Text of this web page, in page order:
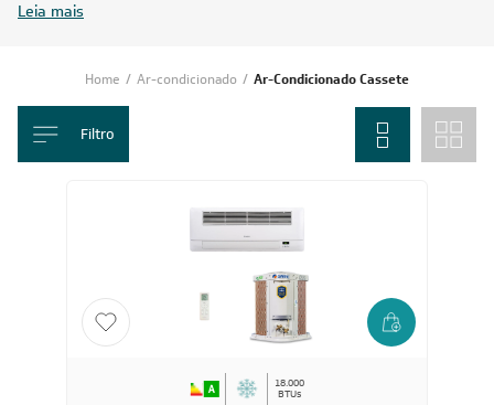
Leia mais
Home / Ar-condicionado / Ar-Condicionado Cassete
Filtro
18.000
BTUs